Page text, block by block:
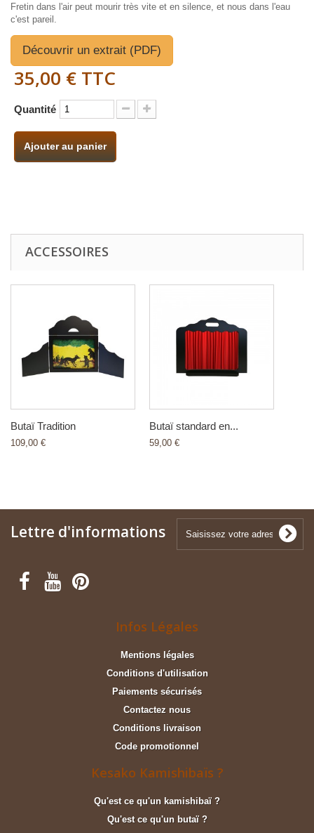
Fretin dans l'air peut mourir très vite et en silence, et nous dans l'eau
c'est pareil.
Découvrir un extrait (PDF)
35,00 € TTC
Quantité
Ajouter au panier
ACCESSOIRES
Butaï Tradition
109,00 €
Butaï standard en...
59,00 €
Lettre d'informations
Infos Légales
Mentions légales
Conditions d'utilisation
Paiements sécurisés
Contactez nous
Conditions livraison
Code promotionnel
Kesako Kamishibaïs ?
Qu'est ce qu'un kamishibaï ?
Qu'est ce qu'un butaï ?